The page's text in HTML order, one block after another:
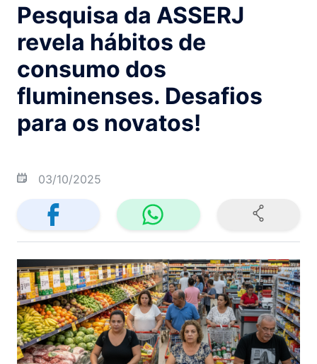
Pesquisa da ASSERJ
revela hábitos de
consumo dos
fluminenses. Desafios
para os novatos!
03/10/2025